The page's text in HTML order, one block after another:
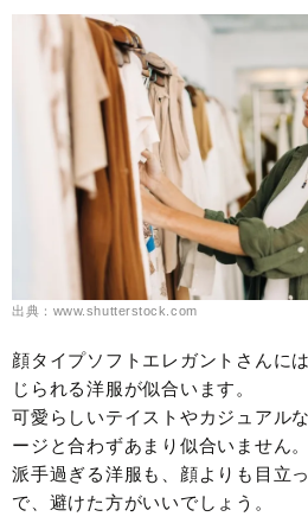
出典：www.shutterstock.com
顔タイプソフトエレガントさんに
じられる洋服が似合います。
可愛らしいテイストやカジュアル
ージと合わずあまり似合いません。
派手過ぎる洋服も、顔よりも目立
で、避けた方がいいでしょう。